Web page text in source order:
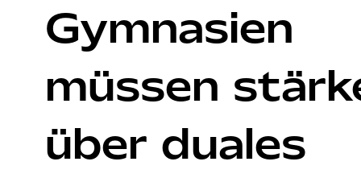
Gymnasien
müssen
über duales